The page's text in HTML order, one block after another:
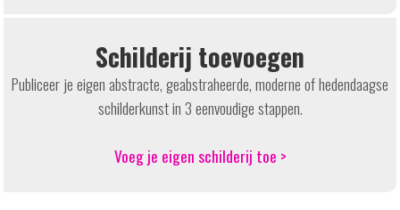
Schilderij toevoegen
Publiceer je eigen abstracte, geabstraheerde, moderne of hedendaagse
schilderkunst in 3 eenvoudige stappen.
Voeg je eigen schilderij toe >